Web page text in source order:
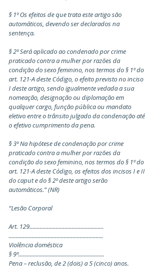
§ 1º Os efeitos de que trata este artigo são
automáticos, devendo ser declarados na
sentença.
§ 2º Será aplicado ao condenado por crime
praticado contra a mulher por razões da
condição do sexo feminino, nos termos do § 1º do
art. 121-A deste Código, o efeito previsto no inciso
I deste artigo, sendo igualmente vedada a sua
nomeação, designação ou diplomação em
qualquer cargo, função pública ou mandato
eletivo entre o trânsito julgado da condenação até
o efetivo cumprimento da pena.
§ 3º Na hipótese de condenação por crime
praticado contra a mulher por razões da
condição do sexo feminino, nos termos do § 1º do
art. 121-A deste Código, os efeitos dos incisos I e II
do caput e do § 2º deste artigo serão
automáticos.” (NR)
“Lesão Corporal
Art. 129...................................................
.................................................................
Violência doméstica
§ 9º...........................................................
Pena – reclusão, de 2 (dois) a 5 (cinco) anos.